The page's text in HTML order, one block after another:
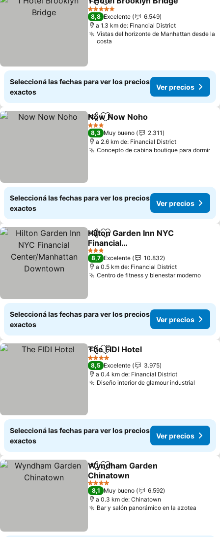
CompartirAñadir a favoritos
5 Estrellas
8,8 Excelente
6.549
a 1.3 km de: Financial District
Vistas del horizonte de Manhattan desde la
costa
Seleccioná las fechas para ver los precios
exactos
Ver precios
CompartirAñadir a favoritos
Now Now Noho
3 Estrellas
8,3 Muy bueno
2.311
a 2.6 km de: Financial District
Concepto de cabina boutique para dormir
Seleccioná las fechas para ver los precios
exactos
Ver precios
CompartirAñadir a favoritos
Hilton Garden Inn NYC
Financial
Center/Manhattan
Downtown
Ver precios
3 Estrellas
8,7 Excelente
10.832
a 0.5 km de: Financial District
Centro de fitness y bienestar modernoVer
Seleccioná las fechas para ver los precios
exactos
Ver precios
Compartir
Añadir a favoritos
The FIDI Hotel
4 Estrellas
8,5 Excelente
3.975
a 0.4 km de: Financial District
Diseño interior de glamour industrial
Seleccioná las fechas para ver los precios
exactos
Ver precios
CompartirAñadir a favoritos
Wyndham Garden
Chinatown
Ver precios
4 Estrellas
8,1 Muy bueno
6.592
a 0.3 km de: Chinatown
Bar y salón panorámico en la azotea